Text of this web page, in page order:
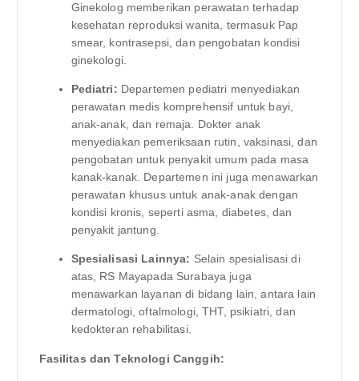
Ginekolog memberikan perawatan terhadap
kesehatan reproduksi wanita, termasuk Pap
smear, kontrasepsi, dan pengobatan kondisi
ginekologi.
Pediatri: Departemen pediatri menyediakan
perawatan medis komprehensif untuk bayi,
anak-anak, dan remaja. Dokter anak
menyediakan pemeriksaan rutin, vaksinasi, dan
pengobatan untuk penyakit umum pada masa
kanak-kanak. Departemen ini juga menawarkan
perawatan khusus untuk anak-anak dengan
kondisi kronis, seperti asma, diabetes, dan
penyakit jantung.
Spesialisasi Lainnya: Selain spesialisasi di
atas, RS Mayapada Surabaya juga
menawarkan layanan di bidang lain, antara lain
dermatologi, oftalmologi, THT, psikiatri, dan
kedokteran rehabilitasi.
Fasilitas dan Teknologi Canggih: